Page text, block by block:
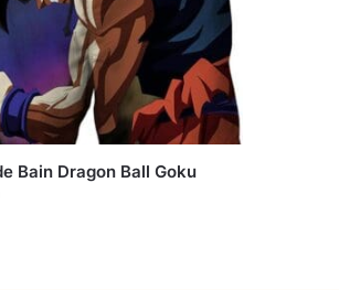
Bain Dragon Ball Goku